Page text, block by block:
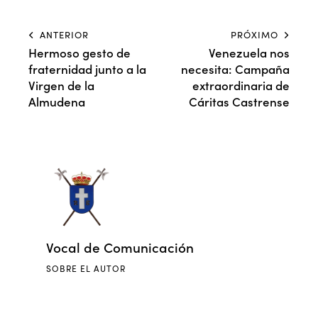
ANTERIOR
Hermoso gesto de
fraternidad junto a la
Virgen de la
Almudena
PRÓXIMO
Venezuela nos
necesita: Campaña
extraordinaria de
Cáritas Castrense
Vocal de Comunicación
SOBRE EL AUTOR